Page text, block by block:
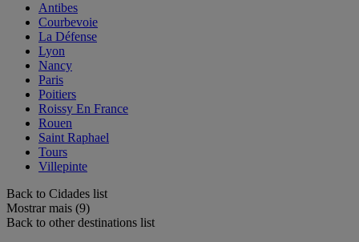
Antibes
Courbevoie
La Défense
Lyon
Nancy
Paris
Poitiers
Roissy En France
Rouen
Saint Raphael
Tours
Villepinte
Back to Cidades list
Mostrar mais (9)
Back to other destinations list